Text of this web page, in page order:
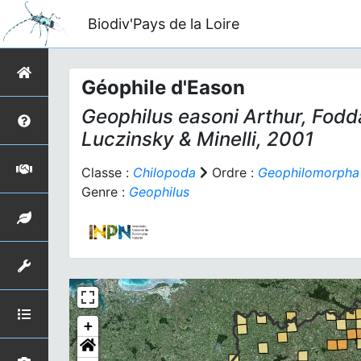
Biodiv'Pays de la Loire
Géophile d'Eason
Geophilus easoniArthur,
Luczinsky & Minelli, 2001
Classe : Chilopoda Ordre : Geophilomorpha
Genre : Geophilus
+